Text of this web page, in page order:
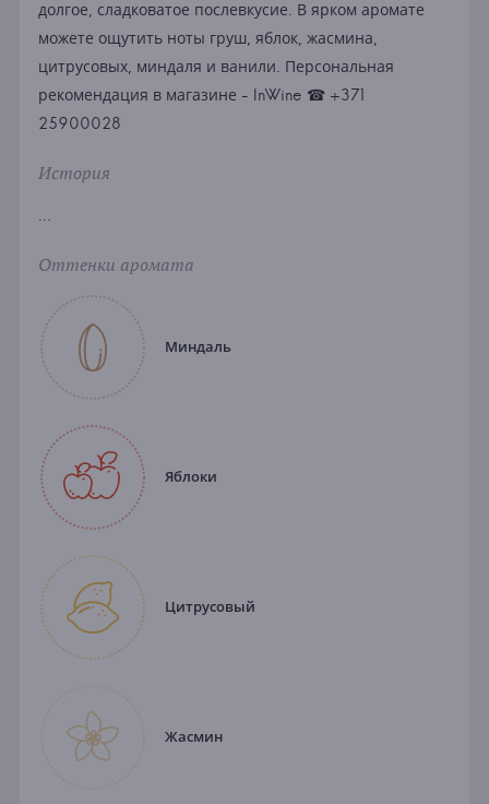
долгое, сладковатое послевкусие. В ярком аромате
можете ощутить ноты груш, яблок, жасмина,
цитрусовых, миндаля и ванили. Персональная
рекомендация в магазине - InWine ☎ +371
25900028
История
...
Оттенки аромата
Миндаль
Яблоки
Цитрусовый
Жасмин